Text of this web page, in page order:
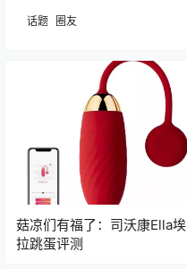
话题 圈友
菇凉们有福了：司沃康Ella埃
拉跳蛋评测